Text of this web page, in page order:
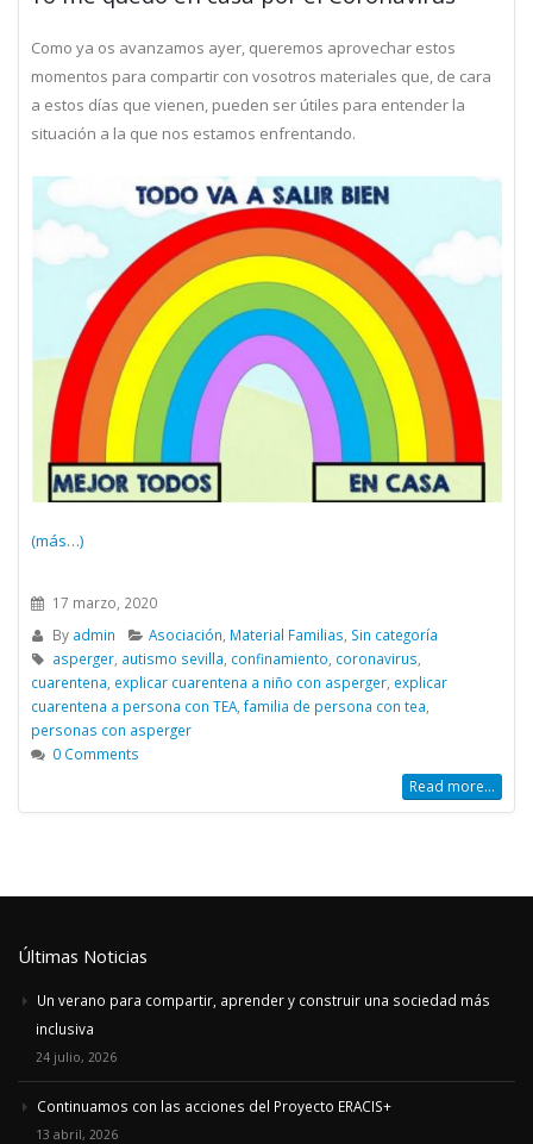
Como ya os avanzamos ayer, queremos aprovechar estos
momentos para compartir con vosotros materiales que, de cara
a estos días que vienen, pueden ser útiles para entender la
situación a la que nos estamos enfrentando.
(más…)
17 marzo, 2020
By admin Asociación Material Familias Sin categoría
asperger, autismo sevilla confinamiento coronavirus
cuarentena explicar cuarentena a niño con asperger explicar
cuarentena a persona con TEA familia de persona con tea
personas con asperger
0 Comments
Read more...
Últimas Noticias
Un verano para compartir, aprender y construir una sociedad más
inclusiva
24 julio, 2026
Continuamos con las acciones del Proyecto ERACIS+
13 abril, 2026